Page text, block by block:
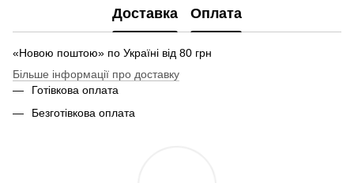
Доставка Оплата
«Новою поштою» по Україні від 80 грн
Більше інформації про доставку
Готівкова оплата
Безготівкова оплата